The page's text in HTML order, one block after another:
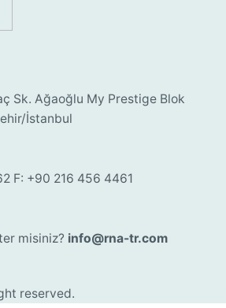
Sk. Ağaoğlu My Prestige Blok
İstanbul
F: +90 216 456 4461
misiniz? info@rna-tr.com
reserved.